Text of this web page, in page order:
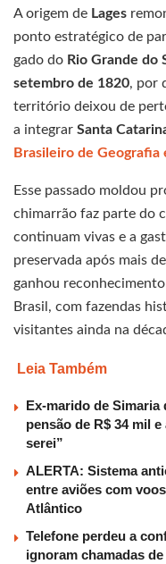
A origem de Lages
ponto estratégico de
gado do Rio Grande do
setembro de 1820, por
território deixou de
a integrar Santa
Brasileiro de Geografia
Esse passado moldou
chimarrão faz parte do
continuam vivas e a
preservada após mais
ganhou
Brasil, com fazendas
visitantes ainda na
Leia Também
Ex-marido de Simaria
pensão de R$ 34 mil
serei”
ALERTA: Sistema
entre aviões com
Atlântico
Telefone perdeu a
ignoram chamadas